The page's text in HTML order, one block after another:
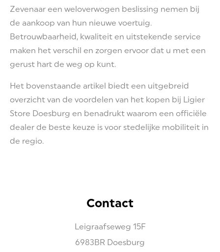
Zevenaar een weloverwogen beslissing nemen bij
de aankoop van hun nieuwe voertuig.
Betrouwbaarheid, kwaliteit en uitstekende service
maken het verschil en zorgen ervoor dat u met een
gerust hart de weg op kunt.
Het bovenstaande artikel biedt een uitgebreid
overzicht van de voordelen van het kopen bij Ligier
Store Doesburg en benadrukt waarom een officiële
dealer de beste keuze is voor stedelijke mobiliteit in
de regio.
Contact
Leigraafseweg 15F
6983BR Doesburg